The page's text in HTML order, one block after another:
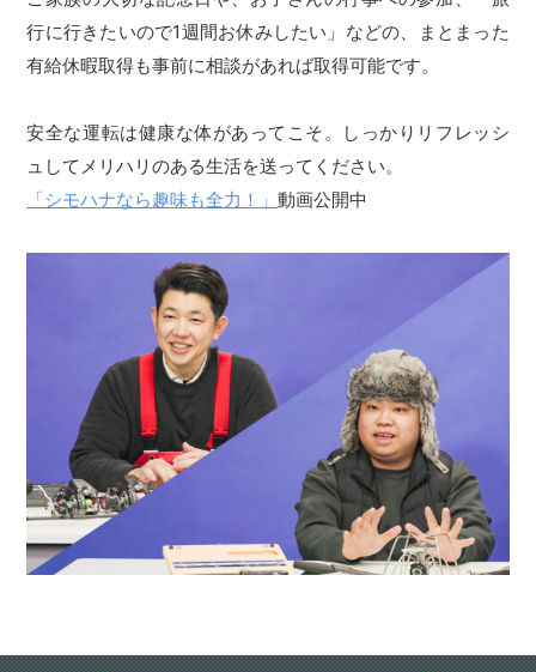
行に行きたいので1週間お休みしたい」などの、まとまった
有給休暇取得も事前に相談があれば取得可能です。
安全な運転は健康な体があってこそ。しっかりリフレッシ
ュしてメリハリのある生活を送ってください。
「シモハナなら趣味も全力！」動画公開中